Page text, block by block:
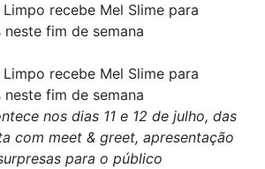
recebe Mel Slime para
fim de semana
recebe Mel Slime para
fim de semana
nos dias 11 e 12 de julho, das
com meet & greet, apresentação
para o público